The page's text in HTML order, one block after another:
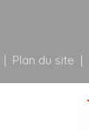
| Plan du site |